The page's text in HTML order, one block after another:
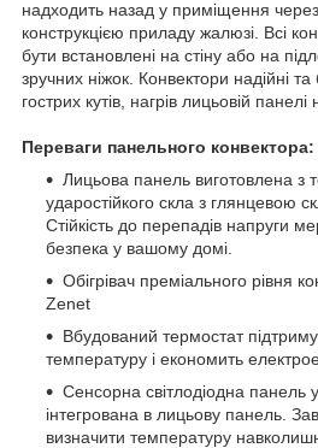
надходить назад у приміщення
конструкцією приладу жалюзі. Всі
бути встановлені на стіну або на
зручних ніжок. Конвектори надійні та
гострих кутів, нагрів лицьовій
Переваги панельного конвектора:
Лицьова панель виготовлена з
ударостійкого скла з глянцевою
Стійкість до перепадів напруги
безпека у вашому домі.
Обігрівач преміального рівня
Zenet
Вбудований термостат
температуру і економить
Сенсорна світлодіодна панель
інтегрована в лицьову панель.
визначити температуру